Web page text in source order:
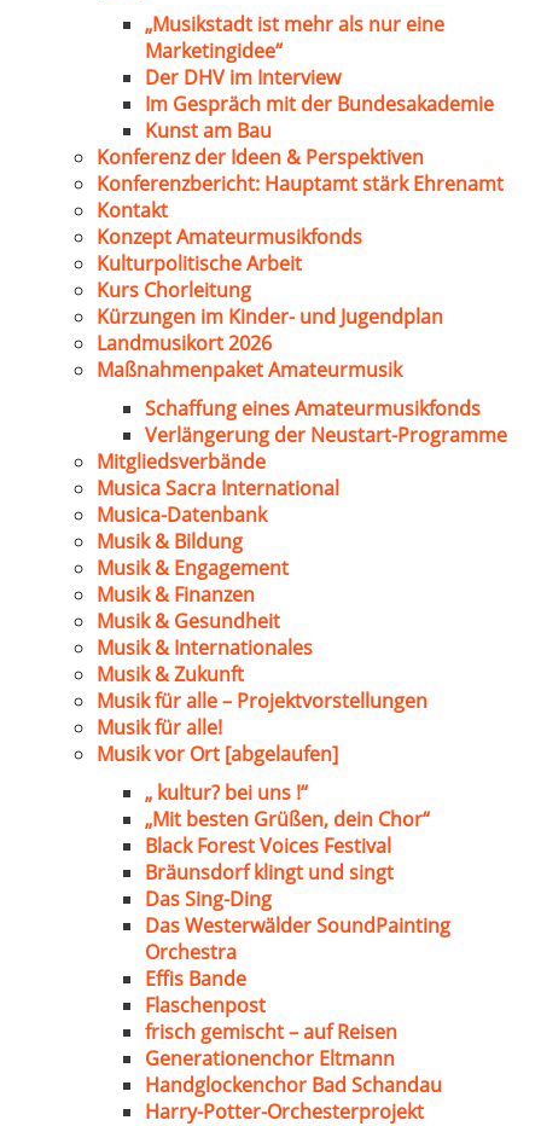
„Musikstadt ist mehr als nur eine
Marketingidee“
Der DHV im Interview
Im Gespräch mit der Bundesakademie
Kunst am Bau
Konferenz der Ideen & Perspektiven
Konferenzbericht: Hauptamt stärk Ehrenamt
Kontakt
Konzept Amateurmusikfonds
Kulturpolitische Arbeit
Kurs Chorleitung
Kürzungen im Kinder- und Jugendplan
Landmusikort 2026
Maßnahmenpaket Amateurmusik
Schaffung eines Amateurmusikfonds
Verlängerung der Neustart-Programme
Mitgliedsverbände
Musica Sacra International
Musica-Datenbank
Musik & Bildung
Musik & Engagement
Musik & Finanzen
Musik & Gesundheit
Musik & Internationales
Musik & Zukunft
Musik für alle – Projektvorstellungen
Musik für alle!
Musik vor Ort [abgelaufen]
„ kultur? bei uns !“
„Mit besten Grüßen, dein Chor“
Black Forest Voices Festival
Bräunsdorf klingt und singt
Das Sing-Ding
Das Westerwälder SoundPainting
Orchestra
Effis Bande
Flaschenpost
frisch gemischt – auf Reisen
Generationenchor Eltmann
Handglockenchor Bad Schandau
Harry-Potter-Orchesterprojekt